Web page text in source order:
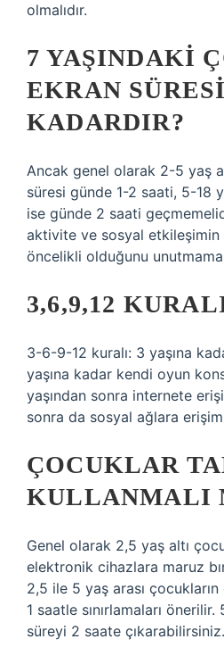
olmalıdır.
7 YAŞINDAKI
EKRAN
KADARDIR?
Ancak genel olarak 2-5 yaş
süresi günde 1-2 saati, 5-18
ise günde 2 saati
aktivite ve sosyal etkileşimin
öncelikli olduğunu
3,6,9,12
3-6-9-12 kuralı: 3 yaşına
yaşına kadar kendi oyun
yaşından sonra internete
sonra da sosyal ağlara
ÇOCUKLAR
KULLANMALI
Genel olarak 2,5 yaş altı
elektronik cihazlara maruz
2,5 ile 5 yaş arası
1 saatle sınırlamaları
süreyi 2 saate çıkarabilirsiniz.